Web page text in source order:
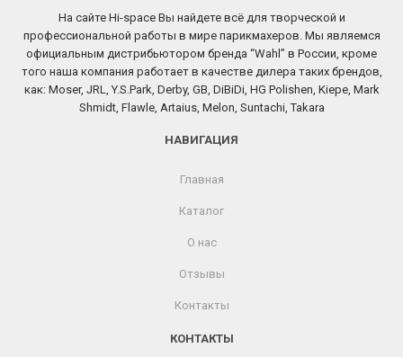
На сайте Hi-space Вы найдете всё для творческой и
профессиональной работы в мире парикмахеров. Мы являемся
официальным дистрибьютором бренда “Wahl” в России, кроме
того наша компания работает в качестве дилера таких брендов,
как: Moser, JRL, Y.S.Park, Derby, GB, DiBiDi, HG Polishen, Kiepe, Mark
Shmidt, Flawle, Artaius, Melon, Suntachi, Takara
НАВИГАЦИЯ
Главная
Каталог
О нас
Отзывы
Контакты
КОНТАКТЫ